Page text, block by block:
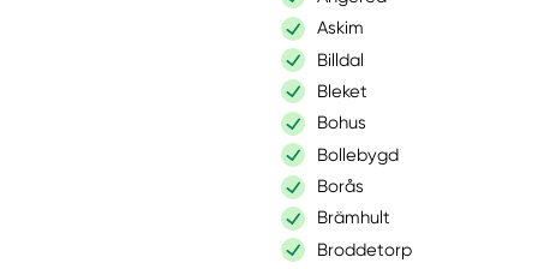
Askim
Billdal
Bleket
Bohus
Bollebygd
Borås
Brämhult
Broddetorp